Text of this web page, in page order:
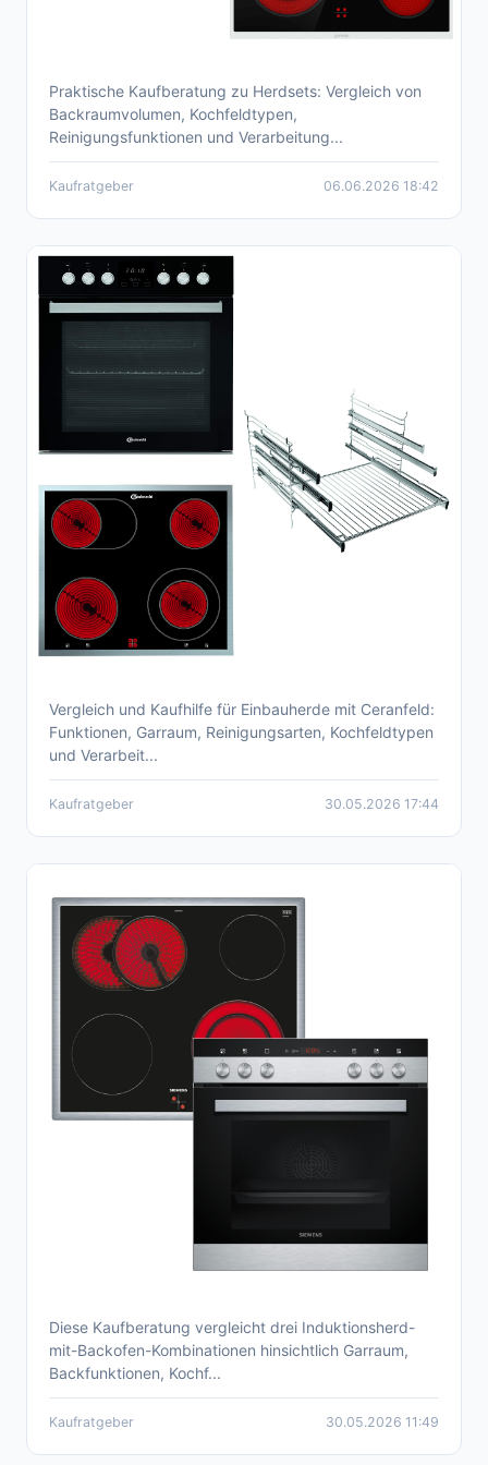
Herdset-Kaufberatung 2026 – Einbauherde &
Kombi-Sets im Vergleich
Praktische Kaufberatung zu Herdsets: Vergleich von
Backraumvolumen, Kochfeldtypen,
Reinigungsfunktionen und Verarbeitung...
Kaufratgeber 06.06.2026 18:42
Einbauherd mit Ceranfeld: Kaufberatung
2026
Vergleich und Kaufhilfe für Einbauherde mit Ceranfeld:
Funktionen, Garraum, Reinigungsarten, Kochfeldtypen
und Verarbeit...
Kaufratgeber 30.05.2026 17:44
Induktionsherd mit Backofen: Kaufberatung &
Vergleich 2026
Diese Kaufberatung vergleicht drei Induktionsherd-
mit-Backofen-Kombinationen hinsichtlich Garraum,
Backfunktionen, Kochf...
Kaufratgeber 30.05.2026 11:49